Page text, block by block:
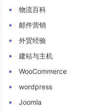
物流百科
邮件营销
外贸经验
建站与主机
WooCommerce
wordpress
Joomla